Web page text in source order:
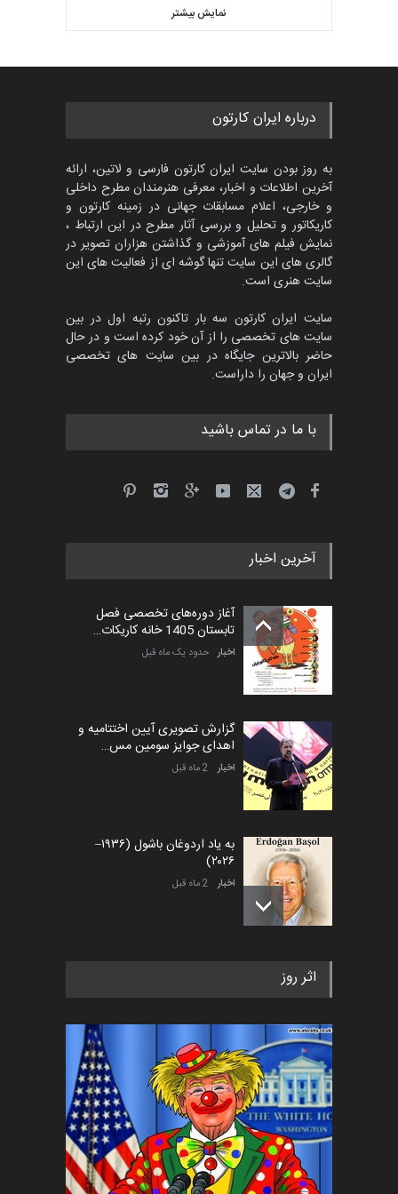
کاریکاتور «البغلی…
پنجمین مسابقۀ بین‌المللی
کارتون CARTUNION ، …
جشنواره بین‌المللی کارتون
مدارس پرتغال، ۲۰۲۷
مهلت 4 ماه دیگر
پنجمین مسابقۀ بین‌المللی
کارتون طنز «کلاه‌ای…
مهلت
گالری حدود یک ماه قبل
نمایش بیشتر
درباره ایران کارتون
به روز بودن سایت ایران کارتون فارسی و لاتین، ارائه
آخرین اطلاعات و اخبار، معرفی هنرمندان مطرح داخلی
و خارجی، اعلام مسابقات جهانی در زمینه کارتون و
کاریکاتور و تحلیل و بررسی آثار مطرح در این ارتباط ،
نمایش فیلم های آموزشی و گذاشتن هزاران تصویر در
گالری های این سایت تنها گوشه ای از فعالیت های این
سایت هنری است.
سایت ایران کارتون سه بار تاکنون رتبه اول در بین
سایت های تخصصی را از آن خود کرده است و در حال
حاضر بالاترین جایگاه در بین سایت های تخصصی
ایران و جهان را داراست.
با ما در تماس باشید
آخرین اخبار
آغاز دوره‌های تخصصی فصل
تابستان 1405 خانه کاریکات…
اخبار حدود یک ماه قبل
گزارش تصویری آیین اختتامیه و
اهدای جوایز سومین مس…
اخبار 2 ماه قبل
به یاد اردوغان باشول (۱۹۳۶–
۲۰۲۶)
اخبار 2 ماه قبل
رویداد کارگاهی کارتون و پوستر
اخبار 6 ماه قبل
فراخوان رویداد کارگاهی کارتون و
پوستر "ایران سربل…
اخبار 6 ماه قبل
اثر روز